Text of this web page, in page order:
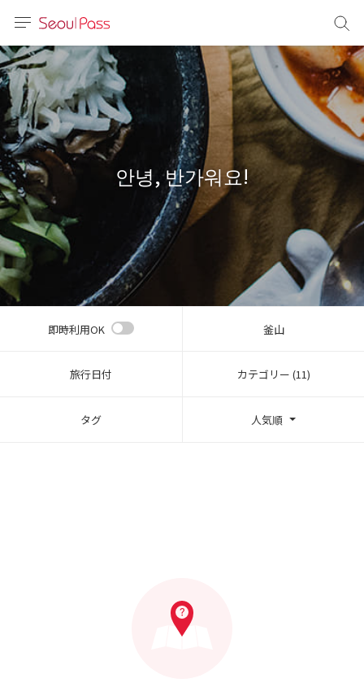
体)
文 (台灣)
안녕, 반가워요!
即時利用OK 釜山
旅行日付 カテゴリー (11)
タグ 人気順